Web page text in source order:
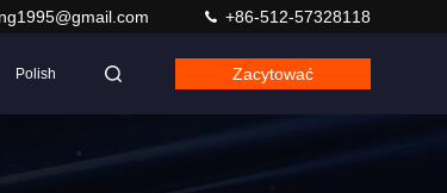
+86-512-57328118
Polish Zacytować